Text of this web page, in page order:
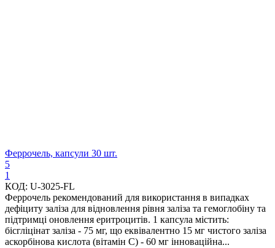
Феррочель, капсули 30 шт.
5
1
КОД: U-3025-FL
Феррочель рекомендований для використання в випадках
дефіциту заліза для відновлення рівня заліза та гемоглобіну та
підтримці оновлення еритроцитів. 1 капсула містить:
бісгліцінат заліза - 75 мг, що еквівалентно 15 мг чистого заліза
аскорбінова кислота (вітамін С) - 60 мг інноваційна...